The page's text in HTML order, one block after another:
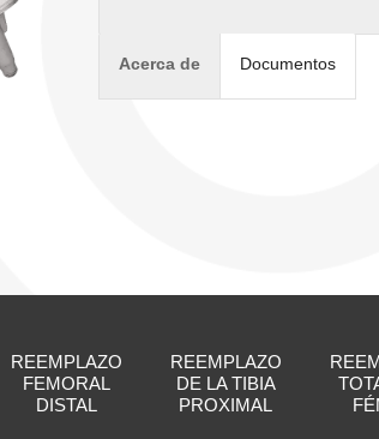
Acerca de Documentos
REEMPLAZO
FEMORAL
DISTAL
REEMPLAZO
DE LA TIBIA
PROXIMAL